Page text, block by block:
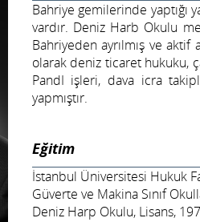
Bahriye gemilerinde yaptığı
vardır. Deniz Harb Okulu
Bahriyeden ayrılmış ve aktif
olarak deniz ticaret hukuku,
PandI işleri, dava icra
yapmıştır.
Eğitim
İstanbul Üniversitesi Hukuk
Güverte ve Makina Sınıf
Deniz Harp Okulu, Lisans,